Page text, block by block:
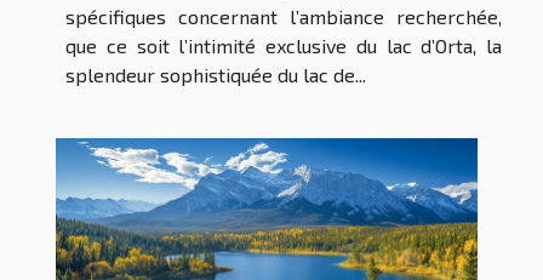
spécifiques concernant l’ambiance recherchée,
que ce soit l’intimité exclusive du lac d’Orta, la
splendeur sophistiquée du lac de...